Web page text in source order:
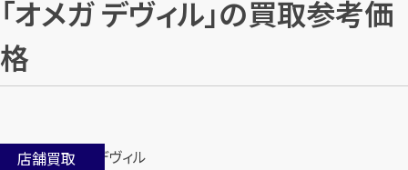
「オメガ デヴィル」の買取参考価
格
店舗買取